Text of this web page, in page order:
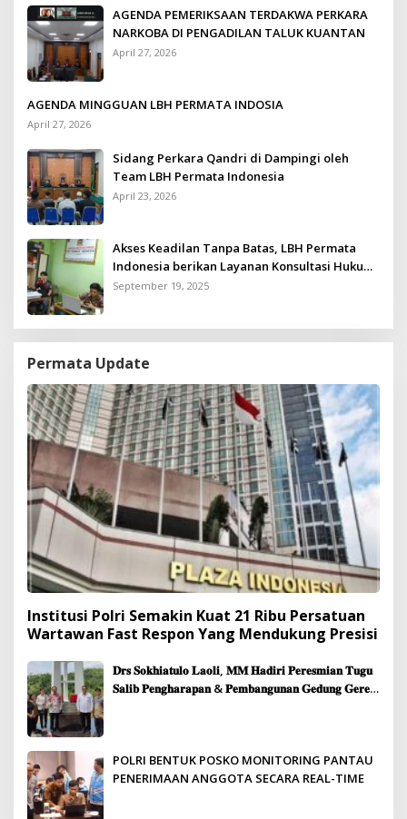
AGENDA PEMERIKSAAN TERDAKWA PERKARA
NARKOBA DI PENGADILAN TALUK KUANTAN
April 27, 2026
AGENDA MINGGUAN LBH PERMATA INDOSIA
April 27, 2026
Sidang Perkara Qandri di Dampingi oleh
Team LBH Permata Indonesia
April 23, 2026
Akses Keadilan Tanpa Batas, LBH Permata
Indonesia berikan Layanan Konsultasi Hukum
Gratis untuk Kurang Mampu
September 19, 2025
Permata Update
Institusi Polri Semakin Kuat 21 Ribu Persatuan
Wartawan Fast Respon Yang Mendukung Presisi
𝐃𝐫𝐬 𝐒𝐨𝐤𝐡𝐢𝐚𝐭𝐮𝐥𝐨 𝐋𝐚𝐨𝐥𝐢, 𝐌𝐌 𝐇𝐚𝐝𝐢𝐫𝐢 𝐏𝐞𝐫𝐞𝐬𝐦𝐢𝐚𝐧 𝐓𝐮𝐠𝐮
𝐒𝐚𝐥𝐢𝐛 𝐏𝐞𝐧𝐠𝐡𝐚𝐫𝐚𝐩𝐚𝐧 & 𝐏𝐞𝐦𝐛𝐚𝐧𝐠𝐮𝐧𝐚𝐧 𝐆𝐞𝐝𝐮𝐧𝐠 𝐆𝐞𝐫𝐞𝐣𝐚
POLRI BENTUK POSKO MONITORING PANTAU
PENERIMAAN ANGGOTA SECARA REAL-TIME